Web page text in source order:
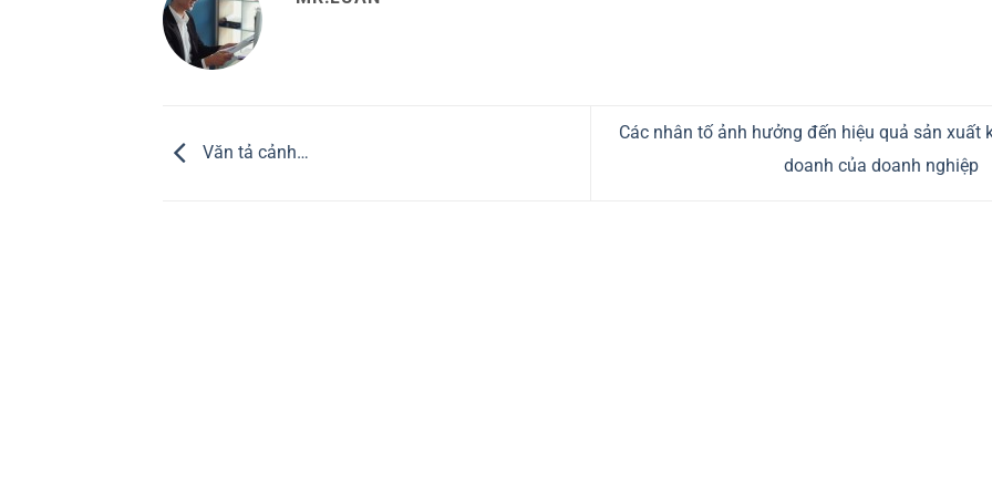
Văn tả cảnh…
Các nhân tố ảnh hưởng đến hiệu quả sản xuất
doanh của doanh nghiệp